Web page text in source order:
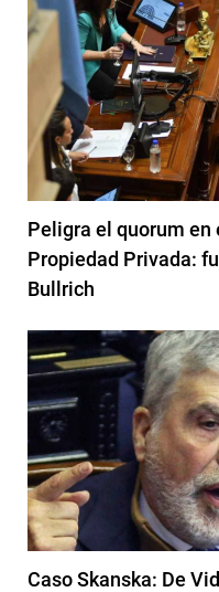
Peligra el quorum en
Propiedad Privada:
Bullrich
Caso Skanska: De